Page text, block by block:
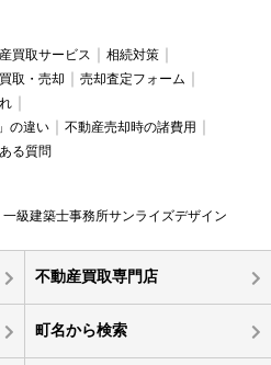
買取サービス
相続対策
取・売却
売却査定フォーム
の違い
不動産売却時の諸費用
る質問
一級建築士事務所サンライズデザイン
不動産買取専門店
町名から検索